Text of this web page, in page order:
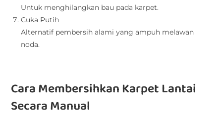
Untuk menghilangkan bau pada karpet.
Cuka Putih
Alternatif pembersih alami yang ampuh melawan
noda.
Cara Membersihkan Karpet Lantai
Secara Manual